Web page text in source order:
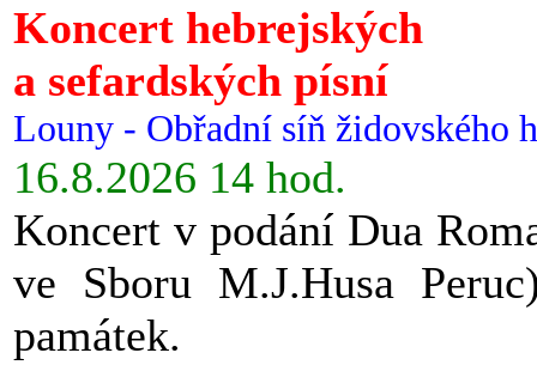
Koncert hebrejských
a sefardských písní
Louny - Obřadní síň židovského
16.8.2026 14 hod.
Koncert v podání Dua
ve Sboru M.J.Husa
památek.